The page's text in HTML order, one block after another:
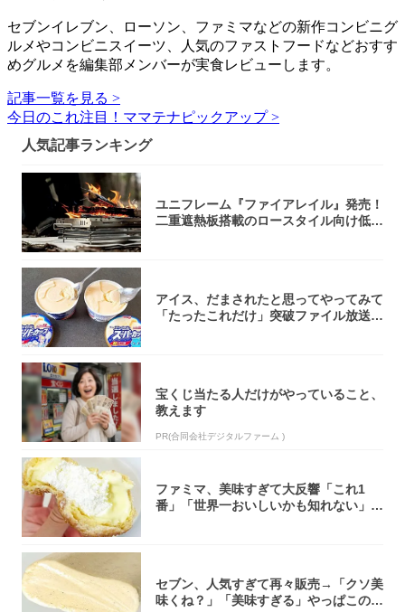
セブンイレブン、ローソン、ファミマなどの新作コンビニグ
ルメやコンビニスイーツ、人気のファストフードなどおすす
めグルメを編集部メンバーが実食レビューします。
記事一覧を見る >
今日のこれ注目！ママテナピックアップ >
人気記事ランキング
ユニフレーム『ファイアレイル』発売！
二重遮熱板搭載のロースタイル向け低型
アイス、だまされたと思ってやってみて
「たったこれだけ」突破ファイル放送で
宝くじ当たる人だけがやっていること、
教えます
PR(合同会社デジタルファーム )
ファミマ、美味すぎて大反響「これ1
番」「世界一おいしいかも知れない」
セブン、人気すぎて再々販売→「クソ美
味くね？」「美味すぎる」やっぱこのク